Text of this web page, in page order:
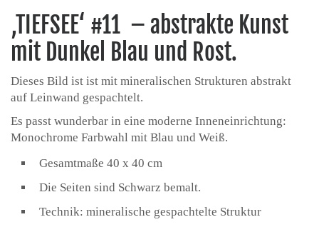
‚TIEFSEE‘ #11 – abstrakte Kunst
mit Dunkel Blau und Rost.
Dieses Bild ist ist mit mineralischen Strukturen abstrakt
auf Leinwand gespachtelt.
Es passt wunderbar in eine moderne Inneneinrichtung:
Monochrome Farbwahl mit Blau und Weiß.
Gesamtmaße 40 x 40 cm
Die Seiten sind Schwarz bemalt.
Technik: mineralische gespachtelte Struktur